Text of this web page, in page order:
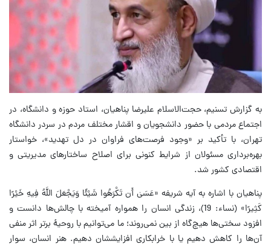
به گزارش تسنیم، حجت‌الاسلام علیرضا پناهیان، استاد حوزه و دانشگاه، در
اجتماع مردمی با حضور دانشجویان و اقشار مختلف مردم در سردر دانشگاه
تهران، با تأکید بر «وجود فرصت‌های فراوان در دل تهدید»، خواستار
بهره‌برداری مسئولان از شرایط کنونی برای اصلاح ساختارهای مدیریتی و
اقتصادی کشور شد.
پناهیان با اشاره به آیه شریفه «عَسَیٰ أَن تَکْرَهُوا شَیْئًا وَیَجْعَلَ اللَّهُ فِیهِ خَیْرًا
کَثِیرًا» (نساء: 19)، زندگی انسان را همواره آمیخته با چالش‌ها دانست و
افزود سختی‌ها هیچ‌گاه از بین نمی‌روند؛ ما می‌توانیم با روحیهٔ برتر اثر منفی
آن‌ها را کاهش دهیم یا با خرابکاری افزایششان دهیم. هنر انسان، سوار